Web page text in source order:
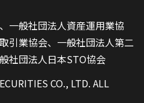
一般社団法人資産運用業協
引業協会、一般社団法人第二
社団法人日本STO協会
CO., LTD. ALL